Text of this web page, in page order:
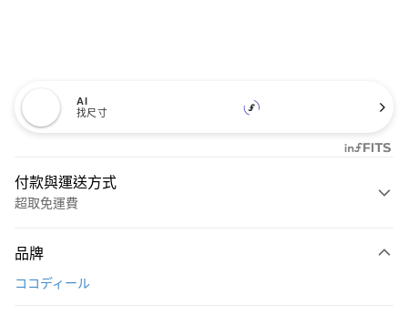
AI
找尺寸
付款與運送方式
超取免運費
信用卡一次付款
品牌
ココディール